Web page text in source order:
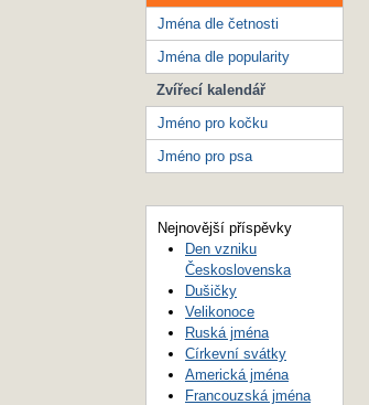
Jména dle četnosti
Jména dle popularity
Zvířecí kalendář
Jméno pro kočku
Jméno pro psa
Nejnovější příspěvky
Den vzniku
Československa
Dušičky
Velikonoce
Ruská jména
Církevní svátky
Americká jména
Francouzská jména